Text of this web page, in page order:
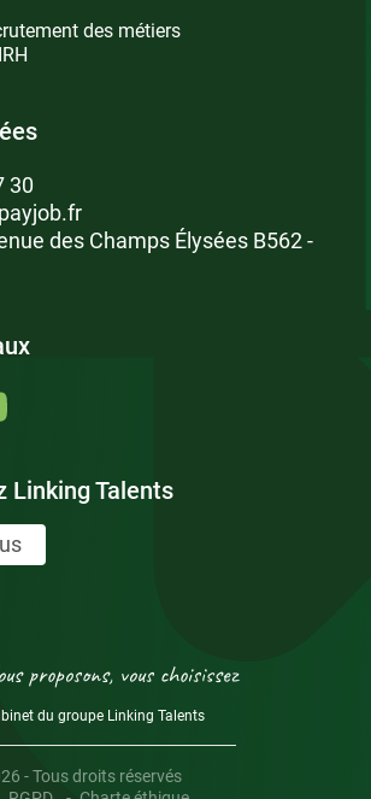
des métiers
30
des Champs Élysées B562 -
Linking Talents
proposons, vous choisissez
du groupe Linking Talents
- Tous droits réservés